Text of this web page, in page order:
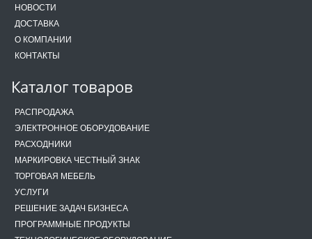
НОВОСТИ
ДОСТАВКА
О КОМПАНИИ
КОНТАКТЫ
Каталог товаров
РАСПРОДАЖА
ЭЛЕКТРОННОЕ ОБОРУДОВАНИЕ
РАСХОДНИКИ
МАРКИРОВКА ЧЕСТНЫЙ ЗНАК
ТОРГОВАЯ МЕБЕЛЬ
УСЛУГИ
РЕШЕНИЕ ЗАДАЧ БИЗНЕСА
ПРОГРАММНЫЕ ПРОДУКТЫ